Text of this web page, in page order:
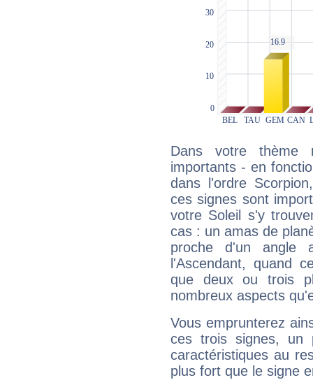
Dans votre thème
importants - en
dans l'ordre
ces signes sont
votre Soleil s'y
cas : un amas de
proche d'un
l'Ascendant, quand
que deux ou trois
nombreux aspects
Vous emprunterez
ces trois signes, un
caractéristiques au
plus fort que le signe